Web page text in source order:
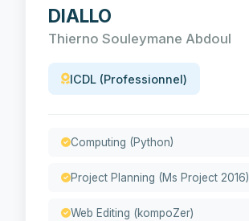
DIALLO
Thierno Souleymane Abdoul
ICDL (Professionnel)
Computing (Python)
Project Planning (Ms Project 2016)
Web Editing (kompoZer)